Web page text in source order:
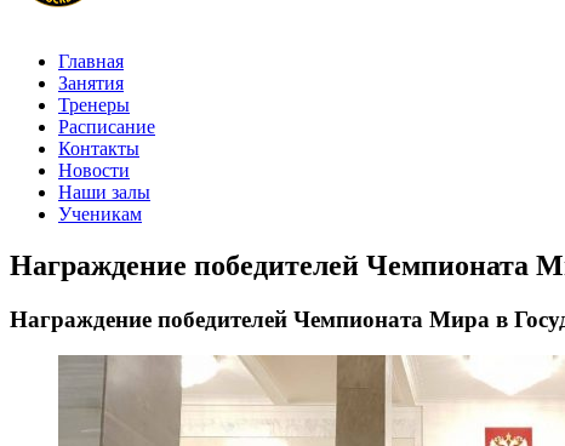
Главная
Занятия
Тренеры
Расписание
Контакты
Новости
Наши залы
Ученикам
Награждение победителей Чемпионата
Награждение победителей Чемпионата Мира в